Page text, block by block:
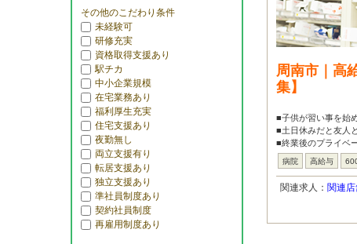
その他のこだわり条件
未経験可
研修充実
資格取得支援あり
駅チカ
中小企業規模
在宅業務あり
福利厚生充実
住宅支援あり
夜勤無し
両立支援有り
転居支援あり
独立支援あり
準社員制度あり
契約社員制度
再雇用制度あり
周南市｜高
集】
■子供が習い事を始
■土日休みだと友人
■終業後のプライベ
病院 高給与
関連求人： 関連